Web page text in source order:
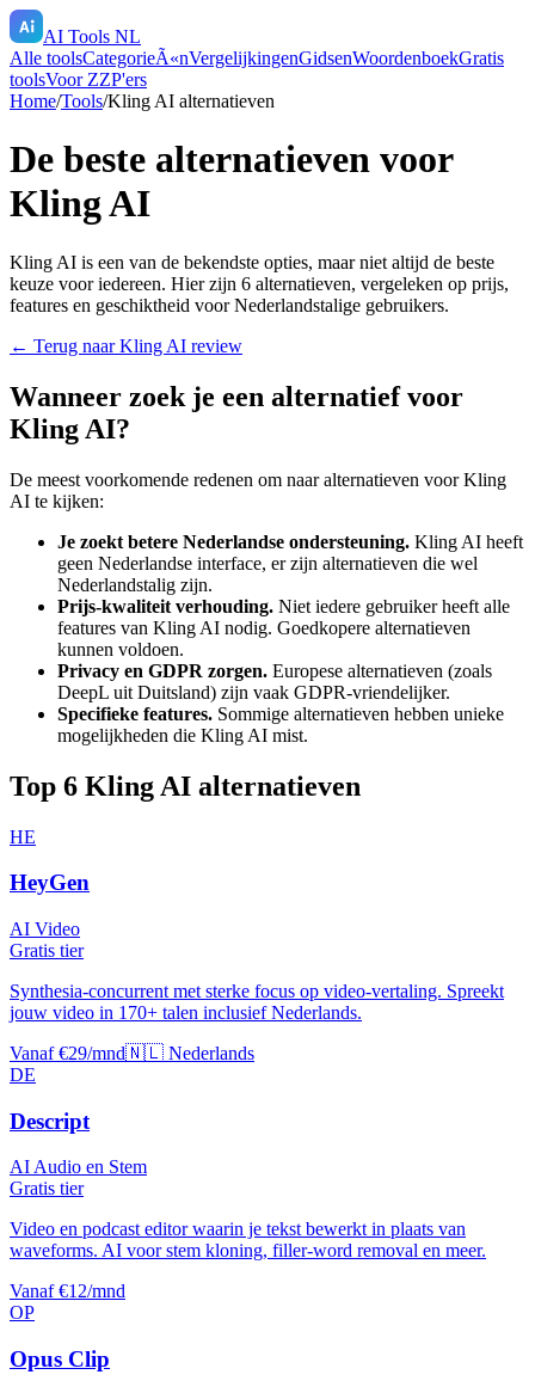
AI Tools NL
Alle toolsCategorieÃ«nVergelijkingenGidsenWoordenboekGratis
toolsVoor ZZP'ers
Home/Tools/Kling AI alternatieven
De beste alternatieven voor
Kling AI
Kling AI is een van de bekendste opties, maar niet altijd de beste
keuze voor iedereen. Hier zijn 6 alternatieven, vergeleken op prijs,
features en geschiktheid voor Nederlandstalige gebruikers.
← Terug naarKling AI review
Wanneer zoek je een alternatief voor
Kling AI?
De meest voorkomende redenen om naar alternatieven voorKling
AI te kijken:
Je zoekt betere Nederlandse ondersteuning. Kling AI heeft
geen Nederlandse interface, er zijn alternatieven die wel
Nederlandstalig zijn.
Prijs-kwaliteit verhouding. Niet iedere gebruiker heeft alle
features van Kling AI nodig. Goedkopere alternatieven
kunnen voldoen.
Privacy en GDPR zorgen. Europese alternatieven (zoals
DeepL uit Duitsland) zijn vaak GDPR-vriendelijker.
Specifieke features. Sommige alternatieven hebben unieke
mogelijkheden die Kling AI mist.
Top 6 Kling AI alternatieven
HE
HeyGen
AI Video
Gratis tier
Synthesia-concurrent met sterke focus op video-vertaling. Spreekt
jouw video in 170+ talen inclusief Nederlands.
Vanaf €29/mnd🇳🇱 Nederlands
DE
Descript
AI Audio en Stem
Gratis tier
Video en podcast editor waarin je tekst bewerkt in plaats van
waveforms. AI voor stem kloning, filler-word removal en meer.
Vanaf €12/mnd
OP
Opus Clip